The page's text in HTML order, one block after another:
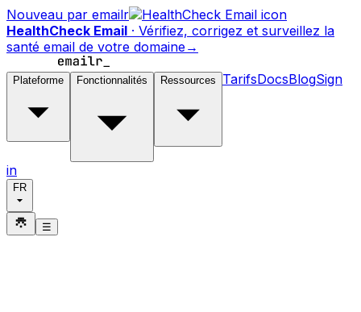
Nouveau par emailr
HealthCheck Email · Vérifiez, corrigez et surveillez la
santé email de votre domaine→
Plateforme Fonctionnalités Ressources TarifsDocsBlogSign
in
FR
☰